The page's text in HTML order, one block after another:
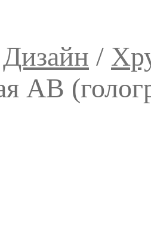
Дизайн /
AB